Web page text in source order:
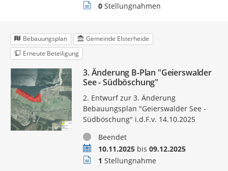
Stellungnahmen
0Stellungnahmen
Bebauungsplan
Gemeinde Elsterheide
Erneute Beteiligung
3. Änderung B-Plan "Geierswalder
See - Südböschung"
2. Entwurf zur 3. Änderung
Bebauungsplan "Geierswalder See -
Südböschung" i.d.F.v. 14.10.2025
StatusBeendet
Zeitraum10.11.2025bis 09.12.2025
Stellungnahmen
1 Stellungnahme